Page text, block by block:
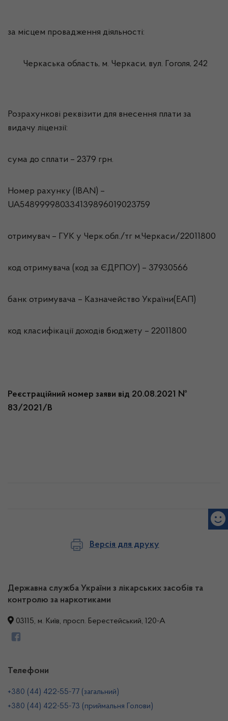
за місцем провадження діяльності:
Черкаська область, м. Черкаси, вул. Гоголя, 242
Розрахункові реквізити для внесення плати за
видачу ліцензії:
сума до сплати – 2379 грн.
Номер рахунку (IBAN) –
UA548999980334139896019023759
отримувач – ГУК у Черк.обл./тг м.Черкаси/22011800
код отримувача (код за ЄДРПОУ) – 37930566
банк отримувача – Казначейство України(ЕАП)
код класифікації доходів бюджету – 22011800
Реєстраційний номер заяви від 20.08.2021 №
83/2021/В
Версія для друку
Державна служба України з лікарських засобів та
контролю за наркотиками
03115, м. Київ, просп. Берестейський, 120-А
Телефони
+380 (44) 422-55-77 (загальний)
+380 (44) 422-55-73 (приймальня Голови)